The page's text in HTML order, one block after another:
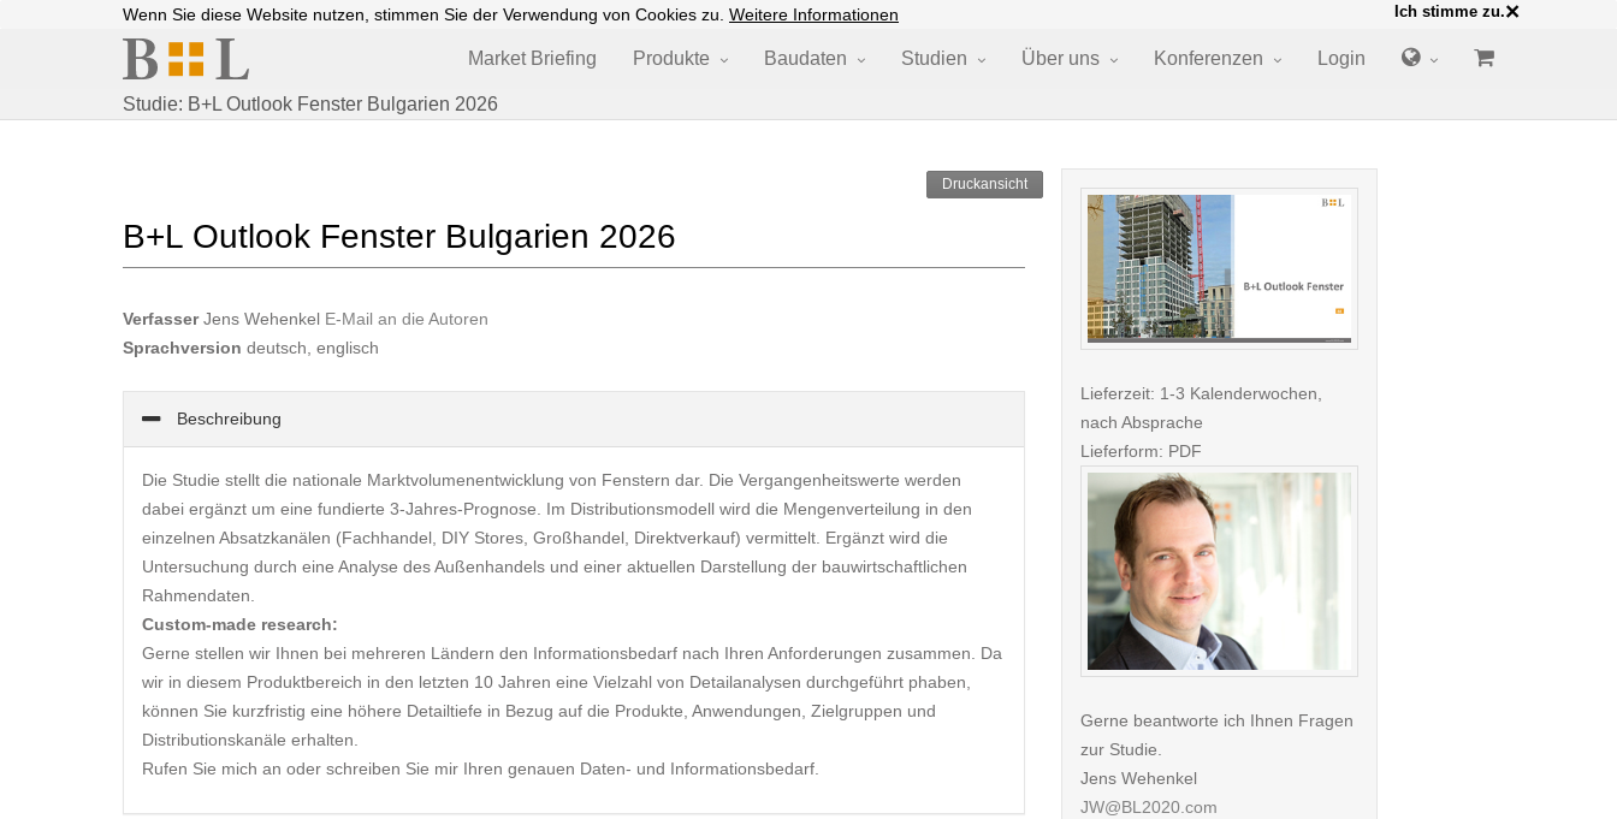
Wenn Sie diese Website nutzen, stimmen Sie der Verwendung von Cookies zu. Weitere Informationen ×
Ich stimme zu.
Market Briefing Produkte Baudaten Studien Über uns Konferenzen Login
Studie: B+L Outlook Fenster Bulgarien 2026
Druckansicht
B+L Outlook Fenster Bulgarien 2026
VerfasserJens Wehenkel E-Mail an die Autoren
Sprachversion deutsch, englisch
Beschreibung
Die Studie stellt die nationale Marktvolumenentwicklung von Fenstern dar. Die Vergangenheitswerte werden
dabei ergänzt um eine fundierte 3-Jahres-Prognose. Im Distributionsmodell wird die Mengenverteilung in den
einzelnen Absatzkanälen (Fachhandel, DIY Stores, Großhandel, Direktverkauf) vermittelt. Ergänzt wird die
Untersuchung durch eine Analyse des Außenhandels und einer aktuellen Darstellung der bauwirtschaftlichen
Rahmendaten.
Custom-made research:
Gerne stellen wir Ihnen bei mehreren Ländern den Informationsbedarf nach Ihren Anforderungen zusammen. Da
wir in diesem Produktbereich in den letzten 10 Jahren eine Vielzahl von Detailanalysen durchgeführt phaben,
können Sie kurzfristig eine höhere Detailtiefe in Bezug auf die Produkte, Anwendungen, Zielgruppen und
Distributionskanäle erhalten.
Rufen Sie mich an oder schreiben Sie mir Ihren genauen Daten- und Informationsbedarf.
Lieferzeit: 1-3 Kalenderwochen,
nach Absprache
Lieferform: PDF
Gerne beantworte ich Ihnen Fragen
zur Studie.
Jens Wehenkel
JW@BL2020.com